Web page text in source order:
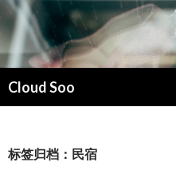
Cloud Soo
索
文
标签归档：民宿